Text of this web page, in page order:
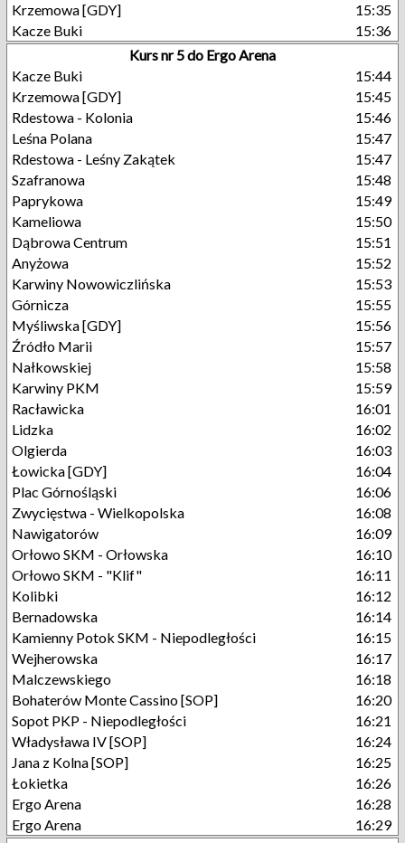
Krzemowa [GDY]
15:35
Kacze Buki
15:36
Kurs nr 5 do Ergo Arena
Kacze Buki
15:44
Krzemowa [GDY]
15:45
Rdestowa - Kolonia
15:46
Leśna Polana
15:47
Rdestowa - Leśny Zakątek
15:47
Szafranowa
15:48
Paprykowa
15:49
Kameliowa
15:50
Dąbrowa Centrum
15:51
Anyżowa
15:52
Karwiny Nowowiczlińska
15:53
Górnicza
15:55
Myśliwska [GDY]
15:56
Źródło Marii
15:57
Nałkowskiej
15:58
Karwiny PKM
15:59
Racławicka
16:01
Lidzka
16:02
Olgierda
16:03
Łowicka [GDY]
16:04
Plac Górnośląski
16:06
Zwycięstwa - Wielkopolska
16:08
Nawigatorów
16:09
Orłowo SKM - Orłowska
16:10
Orłowo SKM - "Klif"
16:11
Kolibki
16:12
Bernadowska
16:14
Kamienny Potok SKM - Niepodległości
16:15
Wejherowska
16:17
Malczewskiego
16:18
Bohaterów Monte Cassino [SOP]
16:20
Sopot PKP - Niepodległości
16:21
Władysława IV [SOP]
16:24
Jana z Kolna [SOP]
16:25
Łokietka
16:26
Ergo Arena
16:28
Ergo Arena
16:29